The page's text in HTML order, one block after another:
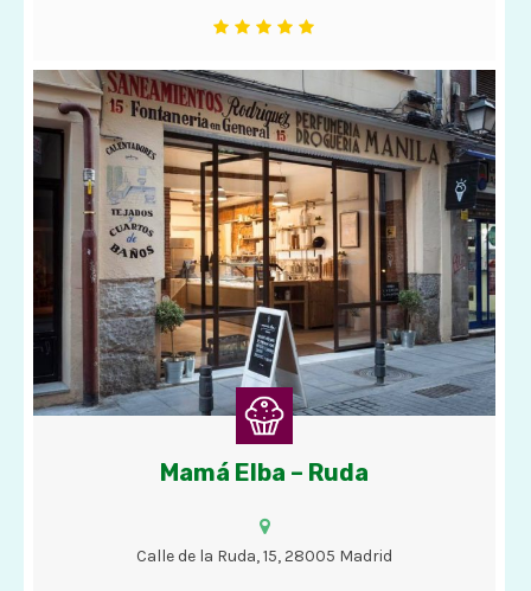
Cafés, tés, chocolate con churros, bizcochos, tartas y helados
Mamá Elba – Ruda
Calle de la Ruda, 15, 28005 Madrid